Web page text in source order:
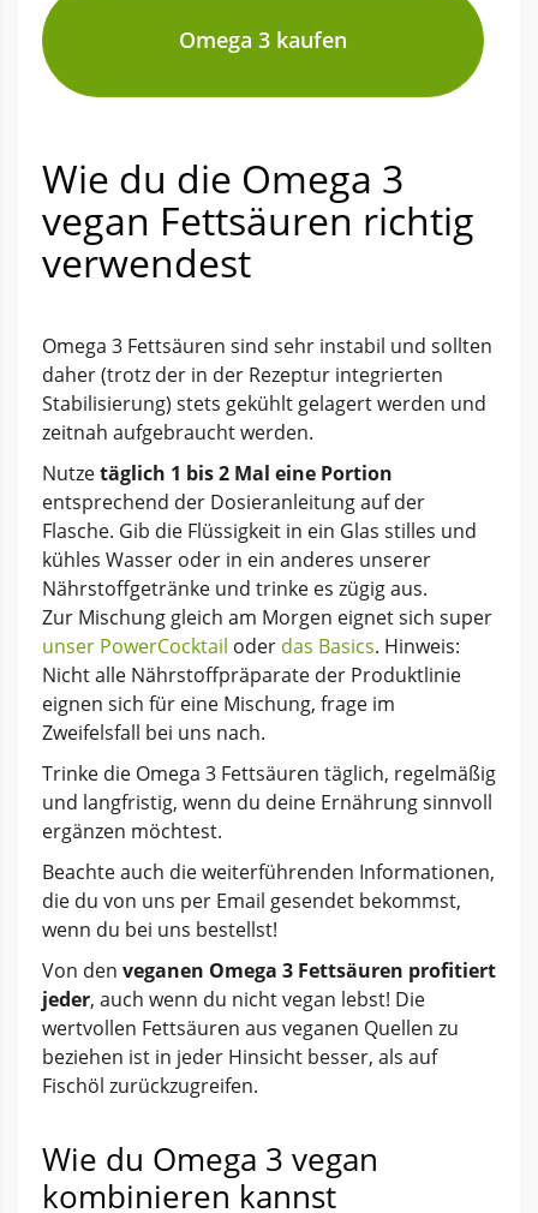
Omega 3 kaufen
Wie du die Omega 3
vegan Fettsäuren richtig
verwendest
Omega 3 Fettsäuren sind sehr instabil und sollten
daher (trotz der in der Rezeptur integrierten
Stabilisierung) stets gekühlt gelagert werden und
zeitnah aufgebraucht werden.
Nutzetäglich 1 bis 2 Mal eine Portion
entsprechend der Dosieranleitung auf der
Flasche. Gib die Flüssigkeit in ein Glas stilles und
kühles Wasser oder in ein anderes unserer
Nährstoffgetränke und trinke es zügig aus.
Zur Mischung gleich am Morgen eignet sich super
unser PowerCocktail oder das Basics. Hinweis:
Nicht alle Nährstoffpräparate der Produktlinie
eignen sich für eine Mischung, frage im
Zweifelsfall bei uns nach.
Trinke die Omega 3 Fettsäuren täglich, regelmäßig
und langfristig, wenn du deine Ernährung sinnvoll
ergänzen möchtest.
Beachte auch die weiterführenden Informationen,
die du von uns per Email gesendet bekommst,
wenn du bei uns bestellst!
Von den veganen Omega 3 Fettsäuren profitiert
jeder, auch wenn du nicht vegan lebst! Die
wertvollen Fettsäuren aus veganen Quellen zu
beziehen ist in jeder Hinsicht besser, als auf
Fischöl zurückzugreifen.
Wie du Omega 3 vegan
kombinieren kannst